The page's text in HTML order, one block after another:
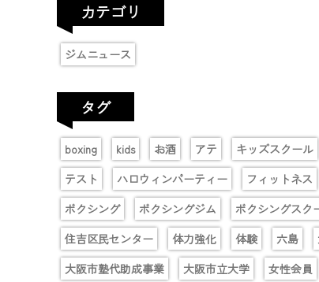
カテゴリ
ジムニュース
タグ
boxing kids お酒 アテ キッズスクール
テスト
ハロウィンパーティー フィットネス
ボクシング
ボクシングジム ボクシングスク
住吉区民センター
体力強化 体験 六島
大阪市塾代助成事業
大阪市立大学 女性会員